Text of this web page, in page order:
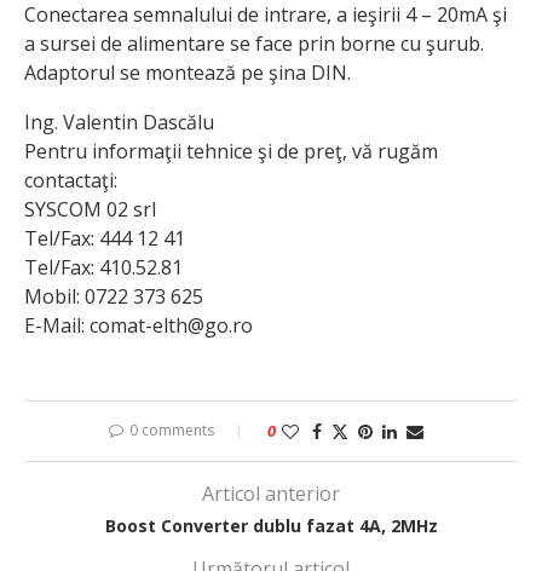
Conectarea semnalului de intrare, a ieşirii 4 – 20mA şi
a sursei de alimentare se face prin borne cu şurub.
Adaptorul se montează pe şina DIN.
Ing. Valentin Dascălu
Pentru informaţii tehnice şi de preţ, vă rugăm
contactaţi:
SYSCOM 02 srl
Tel/Fax: 444 12 41
Tel/Fax: 410.52.81
Mobil: 0722 373 625
E-Mail: comat-elth@go.ro
0 comments 0
Articol anterior
Boost Converter dublu fazat 4A, 2MHz